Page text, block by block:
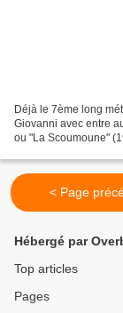
Déjà le 7ème long
Giovanni avec entre
ou "La Scoumoune"
< Page
Hébergé par
Top articles
Pages